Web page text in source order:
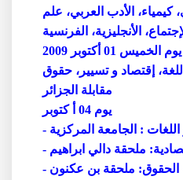
كيمياء، الأدب العربي، علم
الأنجليزية، الفرنسية
يوم الخميس 01 أكتوبر 2009
اللغة، إقتصاد و تسيير، حقوق
مقابلة الجزائر
يوم 04 أ كتوبر
اللغات : الجامعة المركزية
ملحقة دالي ابراهيم
الحقوق: ملحقة بن عكنون